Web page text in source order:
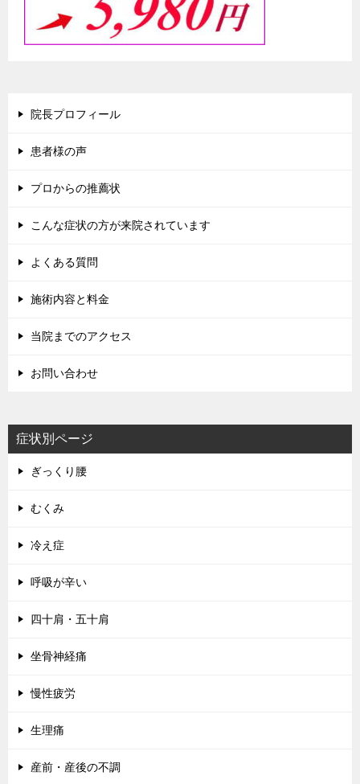
院長プロフィール
患者様の声
プロからの推薦状
こんな症状の方が来院されています
よくある質問
施術内容と料金
当院までのアクセス
お問い合わせ
症状別ページ
ぎっくり腰
むくみ
冷え症
呼吸が辛い
四十肩・五十肩
坐骨神経痛
慢性疲労
生理痛
産前・産後の不調